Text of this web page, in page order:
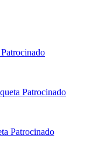
Patrocinado
Patrocinado